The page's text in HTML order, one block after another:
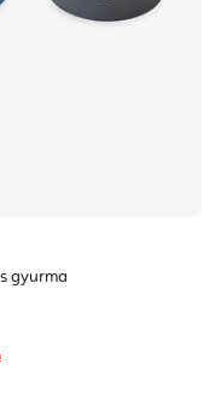
gyurma